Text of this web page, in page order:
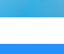
مرکز